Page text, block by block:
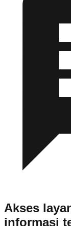
Akses
informasi